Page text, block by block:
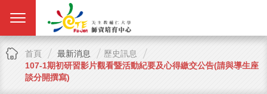
首頁 最新消息
歷史訊息
107-1期初研習影片觀看暨活動紀要及心得繳交公告(請與導生座
談分開撰寫)